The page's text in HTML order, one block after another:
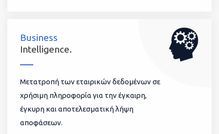
Business
Intelligence.
Μετατροπή των εταιρικών δεδομένων σε
χρήσιμη πληροφορία για την έγκαιρη,
έγκυρη και αποτελεσματική λήψη
αποφάσεων.